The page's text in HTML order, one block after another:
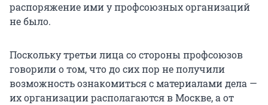
распоряжение ими у профсоюзных организаций
не было.
Поскольку третьи лица со стороны профсоюзов
говорили о том, что до сих пор не получили
возможность ознакомиться с материалами дела —
их организации располагаются в Москве, а от